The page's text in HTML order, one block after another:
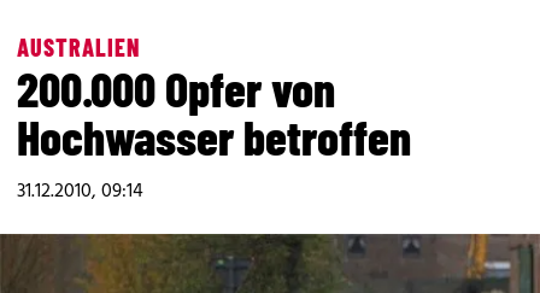
AUSTRALIEN
200.000 Opfer von
Hochwasser betroffen
31.12.2010, 09:14